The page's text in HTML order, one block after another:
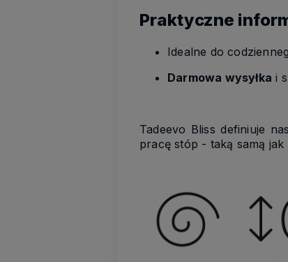
Praktyczne
Idealne do
Darmowa wysyłka i
Tadeevo Bliss definiuje
pracę stóp - taką samą